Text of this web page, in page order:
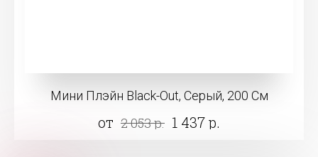
Мини Плэйн Black-Out, Серый, 200 См
от 2 053 р. 1 437 р.